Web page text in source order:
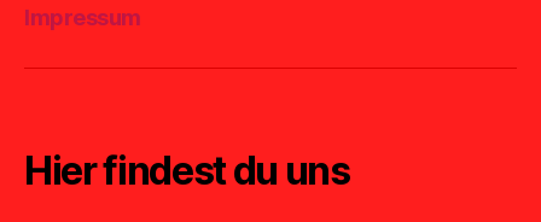
Impressum
Hier findest du uns